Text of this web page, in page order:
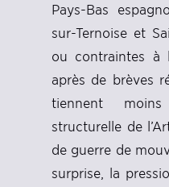
Pays-Bas
sur-Ternoise et
ou contraintes à
après de brèves
tiennent
structurelle de
de guerre de
surprise, la